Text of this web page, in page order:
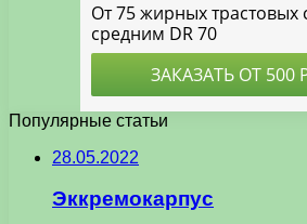
Популярные статьи
28.05.2022
Эккремокарпус